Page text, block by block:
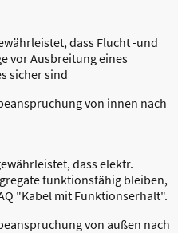
dass Flucht -und
vor Ausbreitung eines
sicher sind
von innen nach
dass elektr.
funktionsfähig bleiben,
"Kabel mit Funktionserhalt".
von außen nach